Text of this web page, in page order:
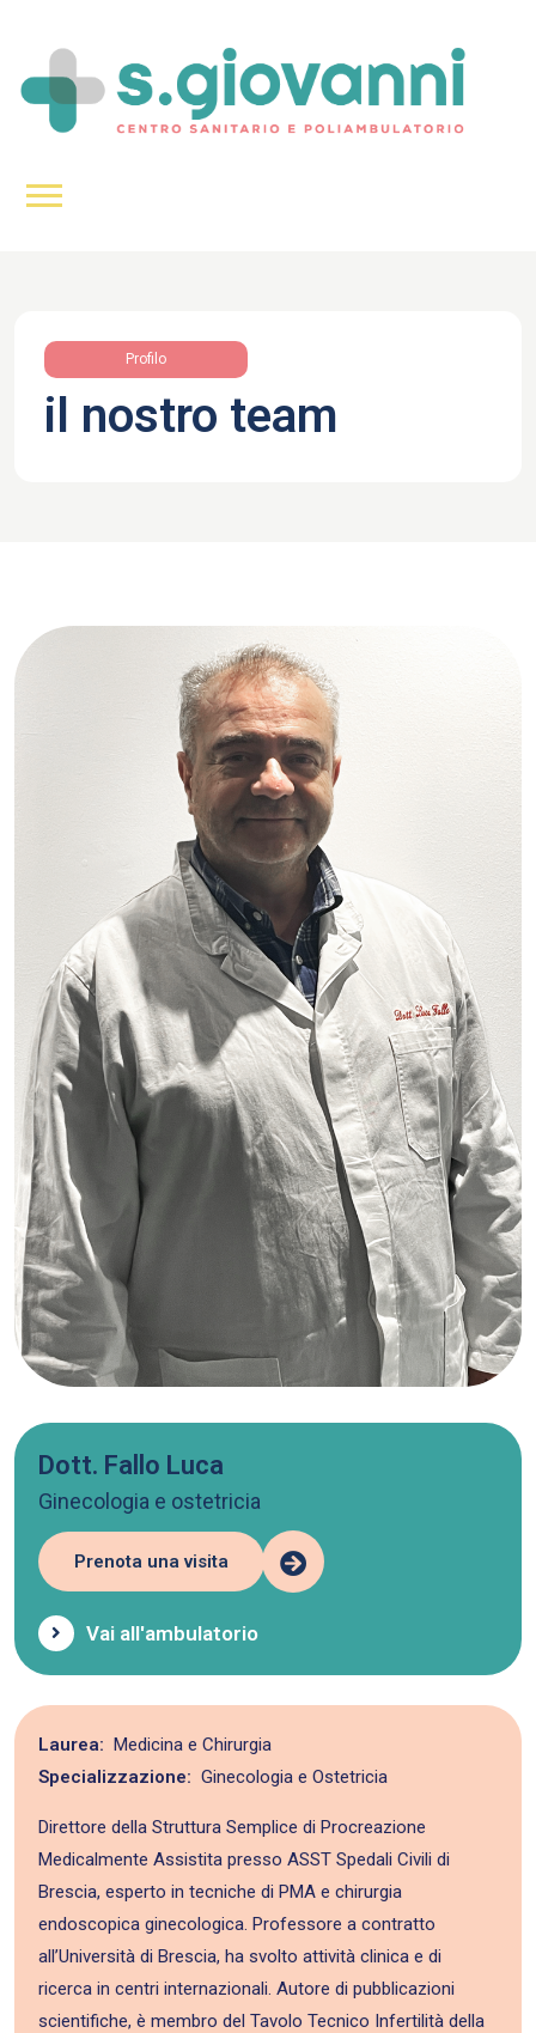
Profilo
il nostro team
Dott. Fallo Luca
Ginecologia e ostetricia
Prenota una visita
Vai all'ambulatorio
Laurea: Medicina e Chirurgia
Specializzazione: Ginecologia e Ostetricia
Direttore della Struttura Semplice di Procreazione
Medicalmente Assistita presso ASST Spedali Civili di
Brescia, esperto in tecniche di PMA e chirurgia
endoscopica ginecologica. Professore a contratto
all’Università di Brescia, ha svolto attività clinica e di
ricerca in centri internazionali. Autore di pubblicazioni
scientifiche, è membro del Tavolo Tecnico Infertilità della